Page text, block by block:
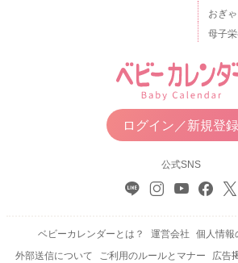
おぎ
母子
ログイン／新規登録
公式SNS
ベビーカレンダーとは？ 運営会社
個人情報
外部送信について
ご利用のルールとマナー 広告